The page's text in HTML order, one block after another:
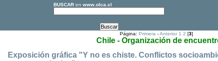
BUSCAR en www.olca.cl
Página:Primera -Anterior 1 2 [3]
Chile - Organización de
Exposición gráfica "Y no es chiste. Conflictos